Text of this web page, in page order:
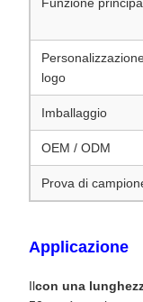
logo
Imballaggio
OEM / ODM
Prova di
Applicazione
Ilcon una